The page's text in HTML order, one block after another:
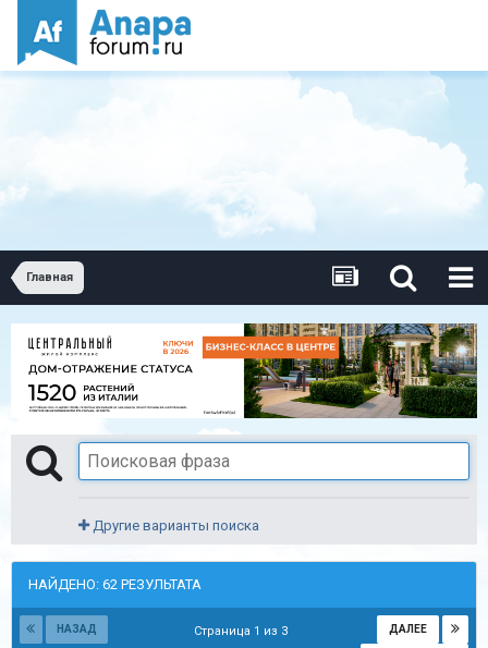
Главная
Другие варианты поиска
НАЙДЕНО: 62 РЕЗУЛЬТАТА
НАЗАД ДАЛЕЕ
Страница 1 из 3